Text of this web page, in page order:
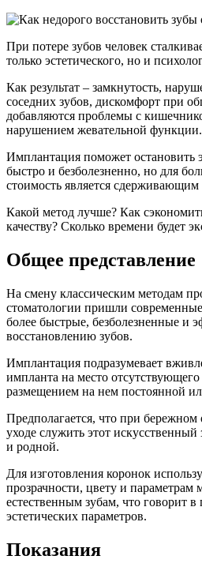
При потере зубов человек
только эстетического, но и
Как результат – замкнутость,
соседних зубов, дискомфорт при
добавляются проблемы с
нарушением жевательной функции.
Имплантация поможет остановить
быстро и безболезненно, но для
стоимость является
Какой метод лучше? Как
качеству? Сколько времени будет
Общее представление
На смену классическим методам
стоматологии пришли
более быстрые, безболезненные и
восстановлению зубов.
Имплантация подразумевает
импланта на место
размещением на нем постоянной
Предполагается, что при
уходе служить этот искусственный
и родной.
Для изготовления коронок
прозрачности, цвету и
естественным зубам, что говорит в
эстетических параметров.
Показания